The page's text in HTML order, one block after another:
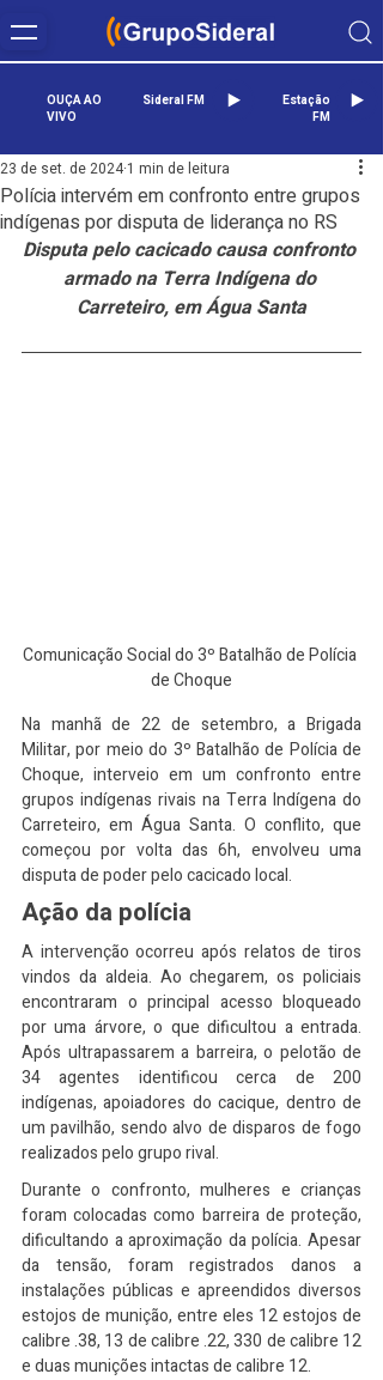
OUÇA AO
VIVO
Sideral FM
Estação
FM
Polícia intervém em confronto entre grupos
indígenas por disputa de liderança no RS
23 de set. de 2024 1 min de leitura
Disputa pelo cacicado causa confronto
armado na Terra Indígena do
Carreteiro, em Água Santa
Comunicação Social do 3º Batalhão de Polícia
de Choque
Na manhã de 22 de setembro, a Brigada
Militar, por meio do 3º Batalhão de Polícia de
Choque, interveio em um confronto entre
grupos indígenas rivais na Terra Indígena do
Carreteiro, em Água Santa. O conflito, que
começou por volta das 6h, envolveu uma
disputa de poder pelo cacicado local.
Ação da polícia
A intervenção ocorreu após relatos de tiros
vindos da aldeia. Ao chegarem, os policiais
encontraram o principal acesso bloqueado
por uma árvore, o que dificultou a entrada.
Após ultrapassarem a barreira, o pelotão de
34 agentes identificou cerca de 200
indígenas, apoiadores do cacique, dentro de
um pavilhão, sendo alvo de disparos de fogo
realizados pelo grupo rival.
Durante o confronto, mulheres e crianças
foram colocadas como barreira de proteção,
dificultando a aproximação da polícia. Apesar
da tensão, foram registrados danos a
instalações públicas e apreendidos diversos
estojos de munição, entre eles 12 estojos de
calibre .38, 13 de calibre .22, 330 de calibre 12
e duas munições intactas de calibre 12.